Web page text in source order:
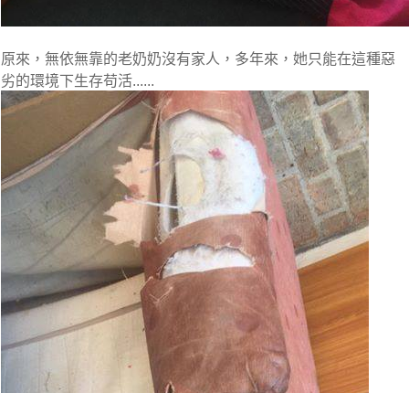
原來， 無依無靠的老奶奶沒有家人 ，多年來，她只能在這種惡
劣的環境下生存苟活......